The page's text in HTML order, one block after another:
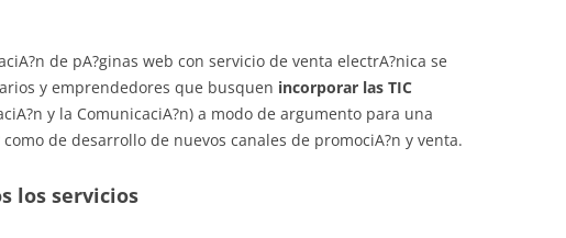
de pA?ginas web con servicio de venta electrA?nica se
y emprendedores que busquen incorporar las TIC
y la ComunicaciA?n) a modo de argumento para una
de desarrollo de nuevos canales de promociA?n y venta.
los servicios